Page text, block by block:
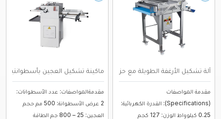
آلة تشكيل الأرغفة الطويلة مع حزام دوار – ...
مقدمة المواصفات
(Specifications): القدرة الكهربائية:
0.25 كيلوواط الوزن: 127 كجم
ماكينة تشكيل العجين بأسطوانتين FR2C50 ...
مقدمةالمواصفات: عدد الأسطوانات:
2 عرض الأسطوانة: 500 مم حجم
العجين: 25 – 800 جم الطاقة